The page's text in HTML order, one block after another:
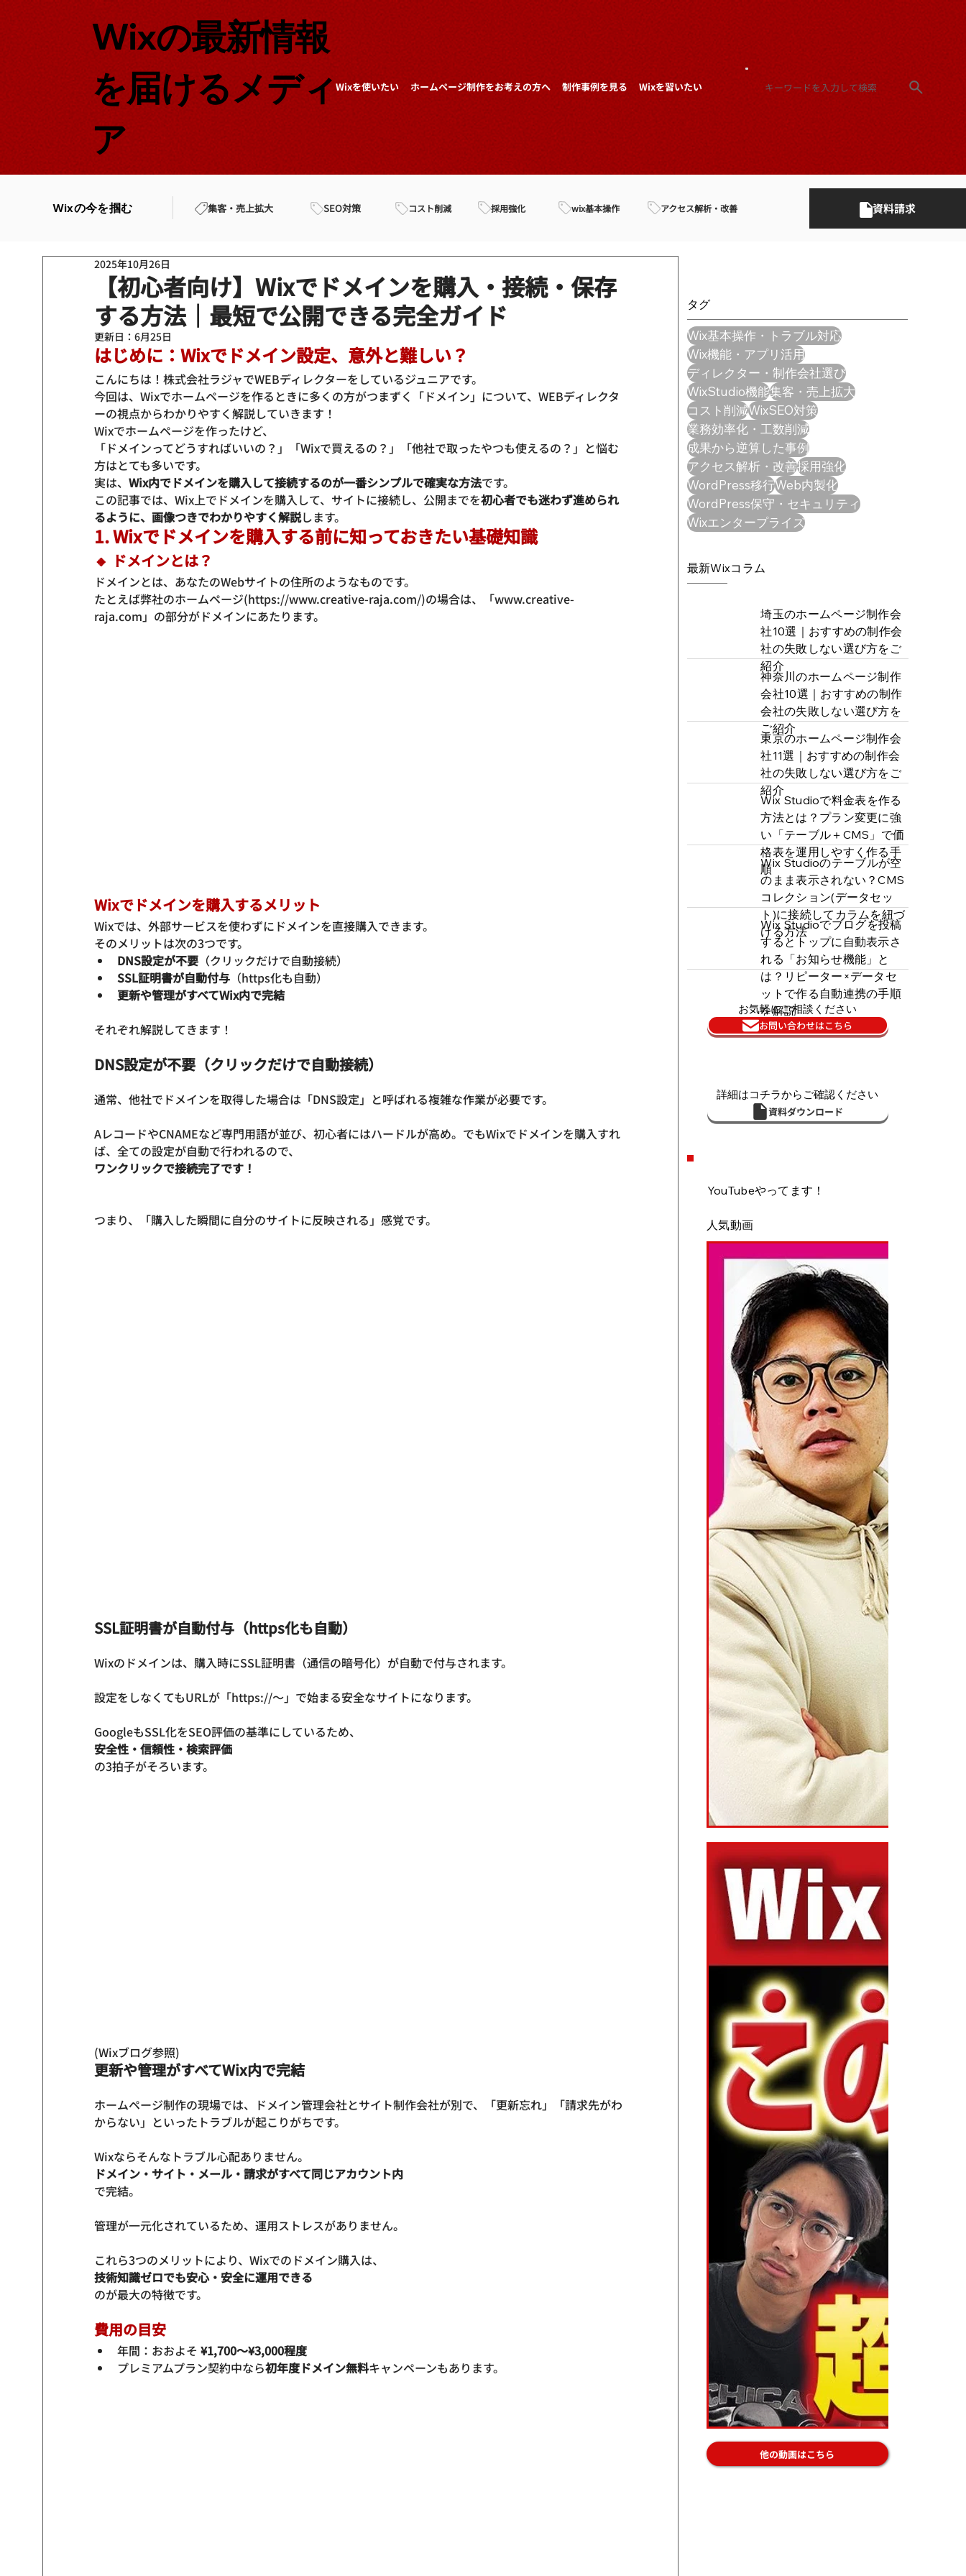
Wixの最新情報
を届けるメディ
ア
Wixを使いたい ホームページ制作をお考えの方へ 制作事例を見る Wixを習いたい
Wixの今を掴む 集客・売上拡大 SEO対策 コスト削減 採用強化 wix基本操作 アクセス解析・改善 資料請求
タグ
Wix基本操作・トラブル対応
Wix機能・アプリ活用
ディレクター・制作会社選び
WixStudio機能集客・売上拡大
コスト削減WixSEO対策
業務効率化・工数削減
成果から逆算した事例
アクセス解析・改善採用強化
WordPress移行Web内製化
WordPress保守・セキュリティ
Wixエンタープライズ
最新Wixコラム
埼玉のホームページ制作会
社10選｜おすすめの制作会
社の失敗しない選び方をご
紹介
神奈川のホームページ制作
会社10選｜おすすめの制作
会社の失敗しない選び方を
ご紹介
東京のホームページ制作会
社11選｜おすすめの制作会
社の失敗しない選び方をご
紹介
Wix Studioで料金表を作る
方法とは？プラン変更に強
い「テーブル＋CMS」で価
格表を運用しやすく作る手
順
Wix Studioのテーブルが空
のまま表示されない？CMS
コレクション(データセッ
ト)に接続してカラムを紐づ
ける方法
Wix Studioでブログを投稿
するとトップに自動表示さ
れる「お知らせ機能」と
は？リピーター×データセ
ットで作る自動連携の手順
を解説
お気軽にご相談ください
お問い合わせはこちら
詳細はコチラからご確認ください
資料ダウンロード
YouTubeやってます！
人気動画
他の動画はこちら
【初心者向け】Wixでドメインを購入・接続・保存
する方法｜最短で公開できる完全ガイド
2025年10月26日
更新日：6月25日
はじめに：Wixでドメイン設定、意外と難しい？
こんにちは！株式会社ラジャでWEBディレクターをしているジュニアです。
今回は、Wixでホームページを作るときに多くの方がつまずく「ドメイン」について、WEBディレクタ
ーの視点からわかりやすく解説していきます！
Wixでホームページを作ったけど、
「ドメインってどうすればいいの？」「Wixで買えるの？」「他社で取ったやつも使えるの？」と悩む
方はとても多いです。
実は、Wix内でドメインを購入して接続するのが一番シンプルで確実な方法です。
この記事では、Wix上でドメインを購入して、サイトに接続し、公開までを初心者でも迷わず進められ
るように、画像つきでわかりやすく解説します。
1. Wixでドメインを購入する前に知っておきたい基礎知識
🔸 ドメインとは？
ドメインとは、あなたのWebサイトの住所のようなものです。
たとえば弊社のホームページ(https://www.creative-raja.com/)の場合は、「www.creative-
raja.com 」の部分がドメインにあたります。
Wixでドメインを購入するメリット
Wixでは、外部サービスを使わずにドメインを直接購入できます。
そのメリットは次の3つです。
DNS設定が不要 （クリックだけで自動接続）
SSL証明書が自動付与 （https化も自動）
更新や管理がすべてWix内で完結
DNS設定が不要 （クリックだけで自動接続）
通常、他社でドメインを取得した場合は「DNS設定」と呼ばれる複雑な作業が必要です。
AレコードやCNAMEなど専門用語が並び、初心者にはハードルが高め。でもWixでドメインを購入すれ
ば、全ての設定が自動で行われるので、
ワンクリックで接続完了です！
つまり、「購入した瞬間に自分のサイトに反映される」感覚です。
SSL証明書が自動付与 （https化も自動）
Wixのドメインは、購入時にSSL証明書（通信の暗号化）が自動で付与されます。
設定をしなくてもURLが「https://〜」で始まる安全なサイトになります。
GoogleもSSL化をSEO評価の基準にしているため、
安全性・信頼性・検索評価
の3拍子がそろいます。
(Wixブログ参照)
更新や管理がすべてWix内で完結
ホームページ制作の現場では、ドメイン管理会社とサイト制作会社が別で、「更新忘れ」「請求先がわ
からない」といったトラブルが起こりがちです。
Wixならそんなトラブル心配ありません。
ドメイン・サイト・メール・請求がすべて同じアカウント内
で完結。
管理が一元化されているため、運用ストレスがありません。
これら3つのメリットにより、Wixでのドメイン購入は、
技術知識ゼロでも安心・安全に運用できる
費用の目安
年間：おおよそ ¥1,700〜¥3,000程度
プレミアムプラン契約中なら初年度ドメイン無料キャンペーンもあります。